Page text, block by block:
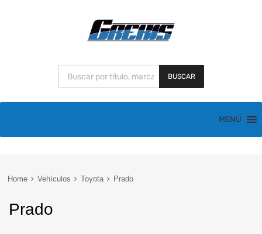
BUSCAR
MENU
Home Vehículos Toyota Prado
Prado